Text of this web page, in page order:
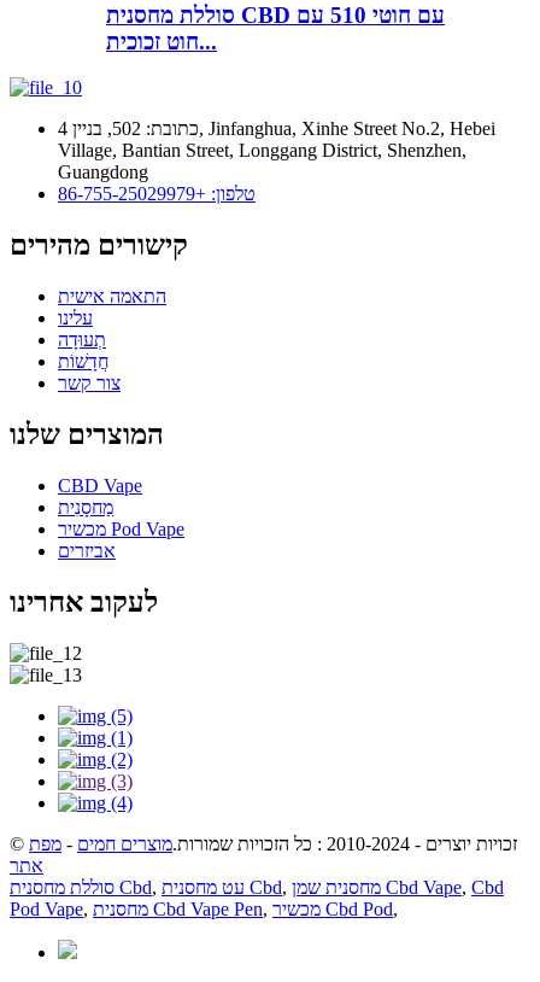
סוללת מחסנית CBD עם חוטי 510 עם
חוט זכוכית...
כתובת: 502, בניין 4, Jinfanghua, Xinhe Street No.2, Hebei
Village, Bantian Street, Longgang District, Shenzhen,
Guangdong
טלפון: +86-755-25029979
קישורים מהירים
התאמה אישית
עלינו
תְעוּדָה
חֲדָשׁוֹת
צור קשר
המוצרים שלנו
CBD Vape
מַחסָנִית
מכשיר Pod Vape
אביזרים
לעקוב אחרינו
© זכויות יוצרים - 2010-2024 : כל הזכויות שמורות. מוצרים חמים - מפת
אתר
סוללת מחסנית Cbd, עט מחסנית Cbd, מחסנית שמן Cbd Vape, Cbd
Pod Vape, מחסנית Cbd Vape Pen, מכשיר Cbd Pod,